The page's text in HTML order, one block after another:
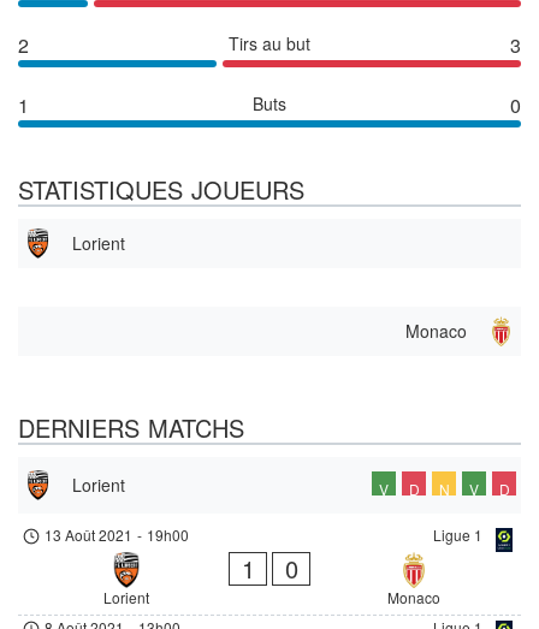
2 Tirs au but 3
1 Buts 0
STATISTIQUES JOUEURS
Lorient
Monaco
DERNIERS MATCHS
Lorient V D N V D
Ligue 1
13 Août 2021 - 19h00
Lorient
1 0
Monaco